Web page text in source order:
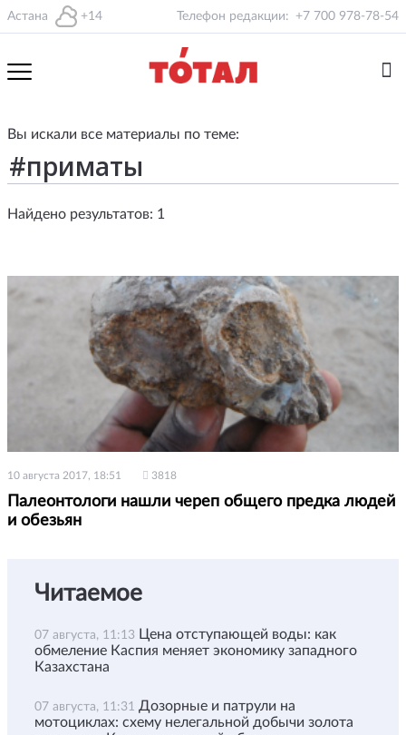
Астана +14 Телефон редакции: +7 700 978-78-54
Вы искали все материалы по теме:
Найдено результатов: 1
10 августа 2017, 18:51 3818
Палеонтологи нашли череп общего предка людей
и обезьян
Читаемое
07 августа, 11:13 Цена отступающей воды: как
обмеление Каспия меняет экономику западного
Казахстана
07 августа, 11:31 Дозорные и патрули на
мотоциклах: схему нелегальной добычи золота